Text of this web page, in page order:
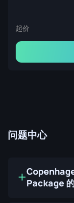
起价
问题中心
Package